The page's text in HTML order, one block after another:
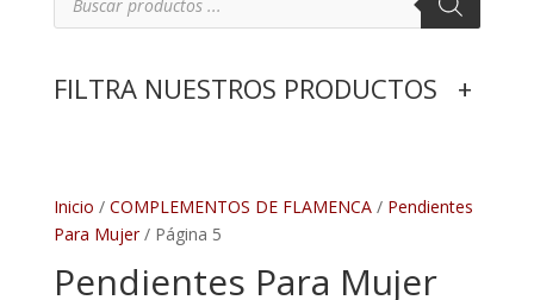
Inicio / COMPLEMENTOS DE FLAMENCA/ Pendientes
Para Mujer/ Página 5
Pendientes Para Mujer
d
a
d
u
c
o
s
FILTRA NUESTROS PRODUCTOS +